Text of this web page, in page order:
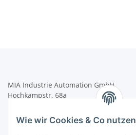
Wie wir Cookies & Co nutzen
MIA Industrie Automation GmbH
Hochkampstr. 68a
Tel.: +49 (0)209 58900406